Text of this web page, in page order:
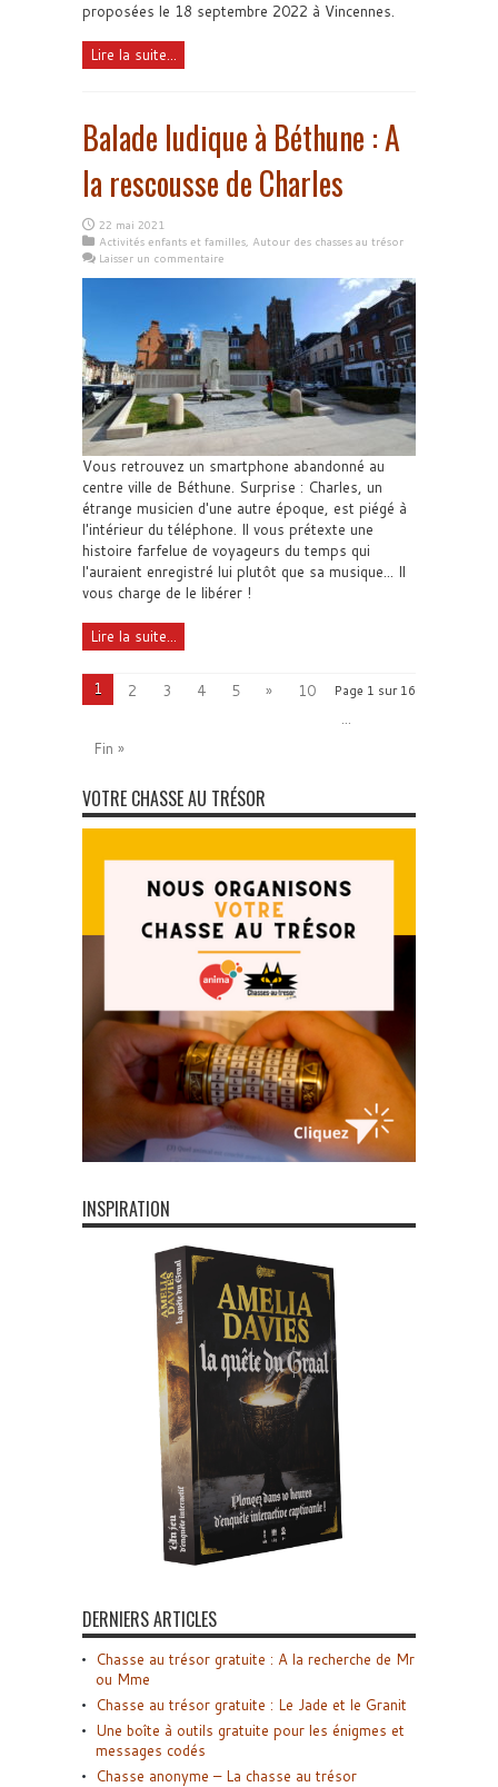
proposées le 18 septembre 2022 à Vincennes.
Lire la suite...
Balade ludique à Béthune : A
la rescousse de Charles
22 mai 2021
Activités enfants et familles, Autour des chasses au trésor
Laisser un commentaire
Vous retrouvez un smartphone abandonné au
centre ville de Béthune. Surprise : Charles, un
étrange musicien d'une autre époque, est piégé à
l'intérieur du téléphone. Il vous prétexte une
histoire farfelue de voyageurs du temps qui
l'auraient enregistré lui plutôt que sa musique... Il
vous charge de le libérer !
Lire la suite...
Page 1 sur 16
1 2 3 4 5 »
10
...
Fin »
VOTRE CHASSE AU TRÉSOR
INSPIRATION
DERNIERS ARTICLES
Chasse au trésor gratuite : A la recherche de Mr
ou Mme
Chasse au trésor gratuite : Le Jade et le Granit
Une boîte à outils gratuite pour les énigmes et
messages codés
Chasse anonyme – La chasse au trésor